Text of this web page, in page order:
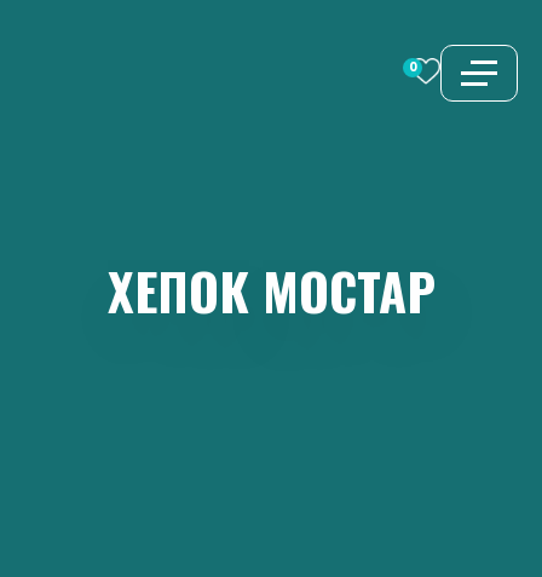
0
ХЕПОК МОСТАР